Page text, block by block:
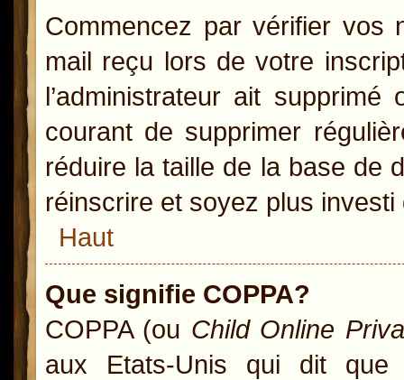
Commencez par vérifier vos
mail reçu lors de votre
l’administrateur ait
courant de supprimer
réduire la taille de la base de
réinscrire et soyez plus
Haut
Que signifie COPPA?
COPPA (ou Child Online
aux Etats-Unis qui dit que